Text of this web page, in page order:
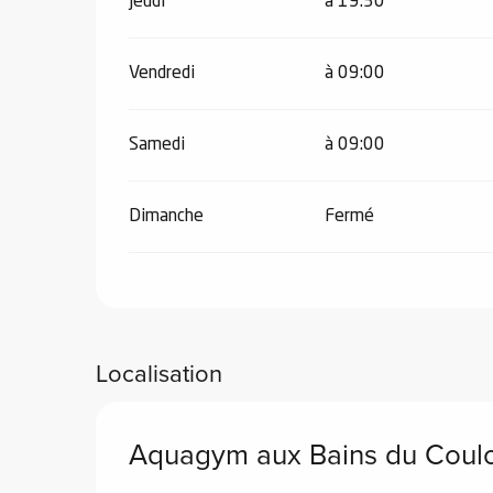
Vendredi à 09:00
Samedi à 09:00
Dimanche Fermé
Localisation
Aquagym aux Bains du